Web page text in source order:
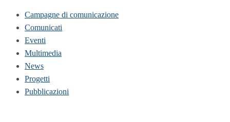
Campagne di comunicazione
Comunicati
Eventi
Multimedia
News
Progetti
Pubblicazioni